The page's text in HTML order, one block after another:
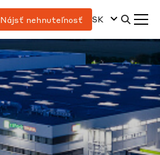
Nájsť nehnuteľnosť SK